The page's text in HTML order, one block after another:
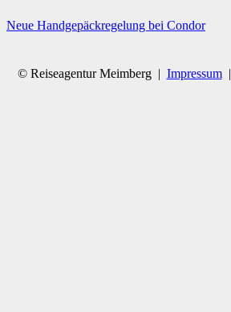
Neue Handgepäckregelung bei Condor
© Reiseagentur Meimberg | Impressum|